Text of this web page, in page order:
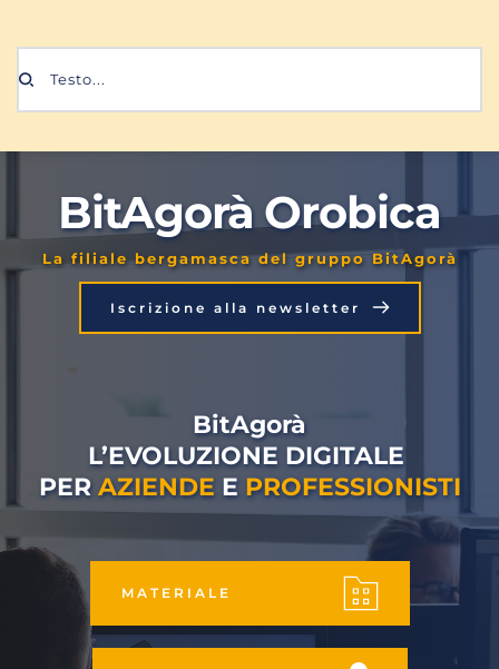
Testo...
BitAgorà Orobica
La filiale bergamasca del gruppo BitAgorà
Iscrizione alla newsletter
BitAgorà
L’EVOLUZIONE DIGITALE
PER AZIENDE E PROFESSIONISTI
MATERIALE